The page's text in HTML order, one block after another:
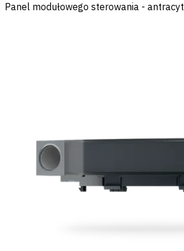
Panel modułowego sterowania - antracyt